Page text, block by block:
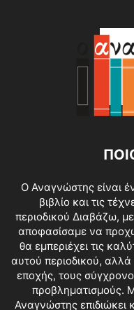
O Αναγνώστης είναι
βιβλίο και τις
περιοδικού Διαβάζω,
αποφασίσαμε να
θα εμπεριέχει τις
αυτού περιοδικού,
εποχής, τους
προβληματισμούς.
Αναγνώστης